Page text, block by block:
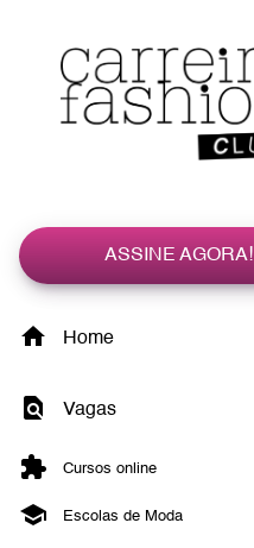
ASSINE AGORA!
Home
Vagas
Cursos online
Escolas de Moda